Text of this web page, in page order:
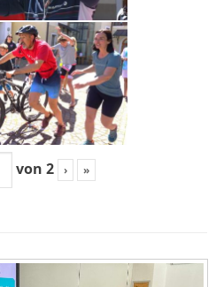
von 2 › »